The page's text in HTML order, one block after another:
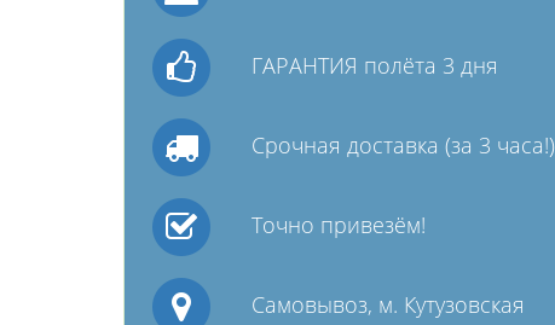
ГАРАНТИЯ полёта 3 дня
Срочная доставка (за 3 часа!)
Точно привезём!
Самовывоз, м. Кутузовская